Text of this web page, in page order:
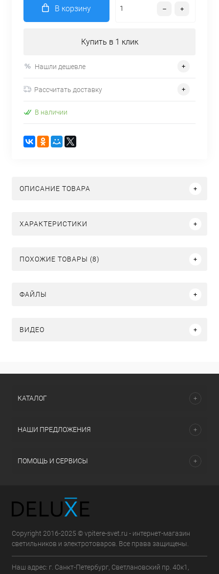
В корзину
Купить в 1 клик
Нашли дешевле
Рассчитать доставку
В наличии
ОПИСАНИЕ ТОВАРА
ХАРАКТЕРИСТИКИ
ПОХОЖИЕ ТОВАРЫ (8)
ФАЙЛЫ
ВИДЕО
КАТАЛОГ
НАШИ ПРЕДЛОЖЕНИЯ
ПОМОЩЬ И СЕРВИСЫ
Copyright 2016-2025 © vpitere-svet.ru - интернет-магазин
светильников и электротоваров. Все права защищены.
Наш адрес: г. Санкт-Петербург, Светлановский пр. 40к1,